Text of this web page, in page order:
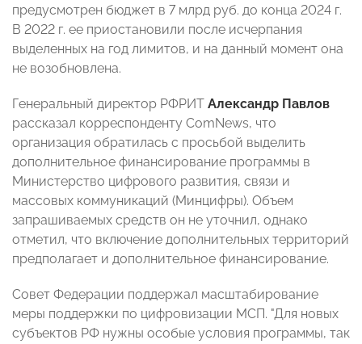
предусмотрен бюджет в 7 млрд руб. до конца 2024 г.
В 2022 г. ее приостановили после исчерпания
выделенных на год лимитов, и на данный момент она
не возобновлена.
Генеральный директор РФРИТ Александр Павлов
рассказал корреспонденту ComNews, что
организация обратилась с просьбой выделить
дополнительное финансирование программы в
Министерство цифрового развития, связи и
массовых коммуникаций (Минцифры). Объем
запрашиваемых средств он не уточнил, однако
отметил, что включение дополнительных территорий
предполагает и дополнительное финансирование.
Совет Федерации поддержал масштабирование
меры поддержки по цифровизации МСП. "Для новых
субъектов РФ нужны особые условия программы, так